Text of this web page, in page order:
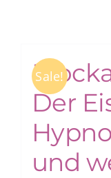
Sale!
Der
und